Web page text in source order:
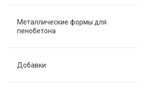
Металлические формы для
пенобетона
Добавки